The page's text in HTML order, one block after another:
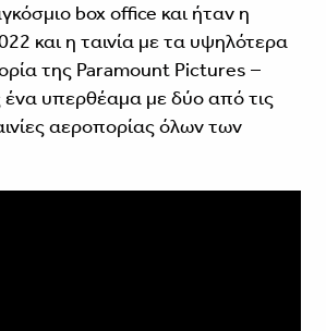
box office και ήταν η
και η ταινία με τα υψηλότερα
της Paramount Pictures –
υπερθέαμα με δύο από τις
αεροπορίας όλων των